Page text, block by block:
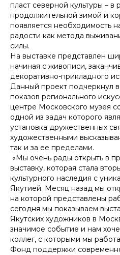
пласт северной культуры – в
продолжительной зимой и
появляется необходимость
радости как метода
силы.
На выставке представлен
начиная с живописи,
декоративно-прикладного
Данный проект подчеркнул
показов регионального
центре Московского музея
одной из задач которого
установка дружественных
художественными
так и за ее пределами.
«Мы очень рады открыть в
выставку, которая стала
культурного наследия с
Якутией. Месяц назад мы
на которой представлены
сегодня мы показываем
Якутских художников в
значимое событие и нам
коллег, с которыми мы
Фонд поддержки